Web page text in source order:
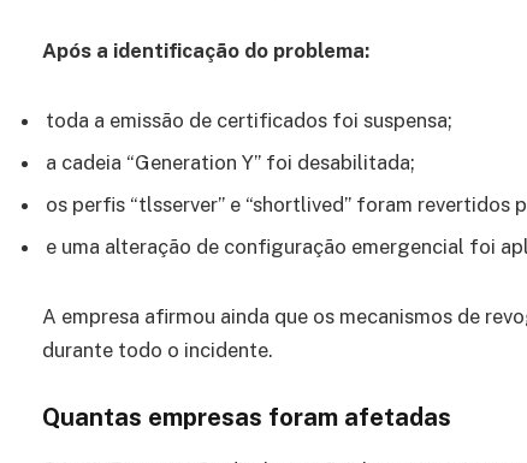
Após a identificação do problema:
toda a emissão de certificados foi suspensa;
a cadeia “Generation Y” foi desabilitada;
os perfis “tlsserver” e “shortlived” foram revertidos
e uma alteração de configuração emergencial foi
A empresa afirmou ainda que os mecanismos de
durante todo o incidente.
Quantas empresas foram afetadas